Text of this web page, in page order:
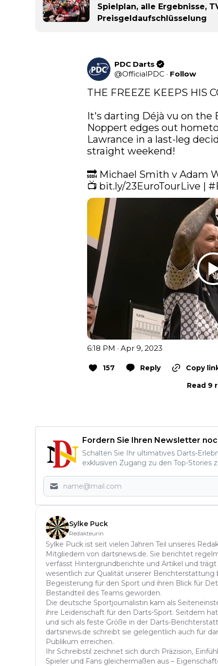
Spielplan, alle Ergebnisse,
Preisgeldaufschlüsselung
PDC Darts
@OfficialPDC · Follow
THE FREEZE KEEPS HIS
It's darting Déjà vu on the
Noppert edges out
Lawrance in a last-leg
straight weekend!
🔜 Michael Smith v Adam
📺 bit.ly/23EuroTourLive |
6:18 PM · Apr 9, 2023
157 Reply
Copy
Read 9
Fordern Sie Ihren Newsletter
Schalten Sie Ihr ultimatives Darts-
exklusiven Zugang zu den Top-Stories
Sylke Puck
Redakteurin
Sylke Puck ist seit vielen Jahren Teil unseres
Mitgliedern von dartsnews.de. Sie berichtet
verfasst Hintergrundberichte und Artikel und
wesentlich zur Qualität unserer Berichterstattung
Begeisterung für den Sport und ihren Blick für
Bestandteil des Teams geworden.
Die deutsche Sportjournalistin kam als
ihre Leidenschaft für den Darts-Sport. Seitdem
und sich als feste Größe in der Darts-
dartsnews.de schreibt sie gelegentlich auch für
Publikum erreichen.
Ihr Schreibstil zeichnet sich durch Präzision,
Spieler und Fans gleichermaßen aus –